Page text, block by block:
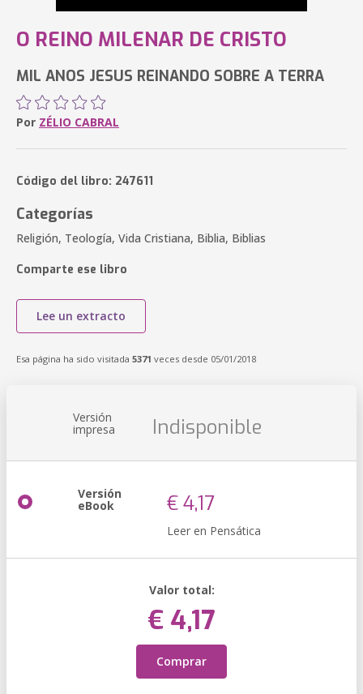
O REINO MILENAR DE CRISTO
MIL ANOS JESUS REINANDO SOBRE A TERRA
Por ZÉLIO CABRAL
Código del libro: 247611
Categorías
Religión, Teología, Vida Cristiana, Biblia, Biblias
Comparte ese libro
Lee un extracto
Esa página ha sido visitada 5371 veces desde 05/01/2018
Versión
impresa Indisponible
Versión
eBook € 4,17
Leer en Pensática
Valor total:
€ 4,17
Comprar